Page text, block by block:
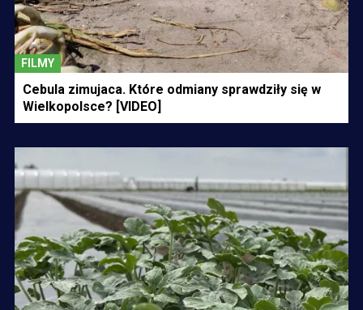
FILMY
Cebula zimujaca. Które odmiany sprawdziły się w
Wielkopolsce? [VIDEO]